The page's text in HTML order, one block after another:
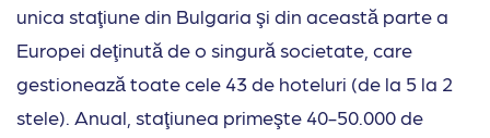
unica staţiune din Bulgaria şi din această parte a
Europei deţinută de o singură societate, care
gestionează toate cele 43 de hoteluri (de la 5 la 2
stele). Anual, staţiunea primeşte 40-50.000 de